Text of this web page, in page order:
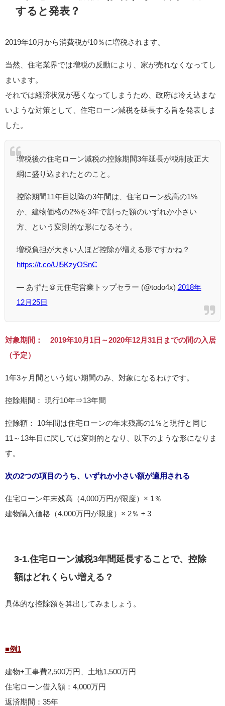
すると発表？
2019年10月から消費税が10％に増税されます。
当然、住宅業界では増税の反動により、家が売れなくなってし
まいます。
それでは経済状況が悪くなってしまうため、政府は冷え込まな
いような対策として、住宅ローン減税を延長する旨を発表しま
した。
増税後の住宅ローン減税の控除期間3年延長が税制改正大
綱に盛り込まれたとのこと。
控除期間11年目以降の3年間は、住宅ローン残高の1%
か、建物価格の2%を3年で割った額のいずれか小さい
方、という変則的な形になるそう。
増税負担が大きい人ほど控除が増える形ですかね？
https://t.co/Ul5KzyOSnC
— あずた＠元住宅営業トップセラー (@todo4x) 2018年
12月25日
対象期間： 2019年10月1日～2020年12月31日までの間の入居
（予定）
1年3ヶ月間という短い期間のみ、対象になるわけです。
控除期間： 現行10年⇒13年間
控除額： 10年間は住宅ローンの年末残高の1％と現行と同じ
11～13年目に関しては変則的となり、以下のような形になりま
す。
次の2つの項目のうち、いずれか小さい額が適用される
住宅ローン年末残高（4,000万円が限度）× 1％
建物購入価格（4,000万円が限度）× 2％ ÷ 3
3-1.住宅ローン減税3年間延長することで、控除
額はどれくらい増える？
具体的な控除額を算出してみましょう。
■例1
建物+工事費2,500万円、土地1,500万円
住宅ローン借入額：4,000万円
返済期間：35年